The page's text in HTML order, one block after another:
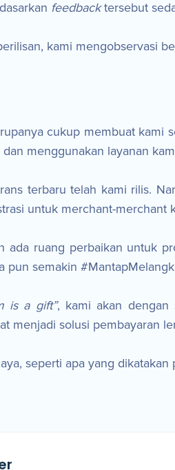
feedbacktersebut
kami mengobservasi
cukup membuat kami
menggunakan layanan
terbaru telah kami rilis.
untuk merchant-merchant
ada ruang perbaikan untuk
pun semakin
is a gift”, kami akan dengan
menjadi solusi pembayaran
seperti apa yang